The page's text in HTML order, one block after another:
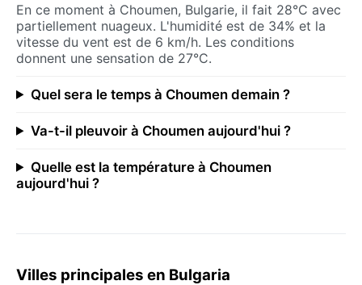
En ce moment à Choumen, Bulgarie, il fait 28°C avec
partiellement nuageux. L'humidité est de 34% et la
vitesse du vent est de 6 km/h. Les conditions
donnent une sensation de 27°C.
Quel sera le temps à Choumen demain ?
Va-t-il pleuvoir à Choumen aujourd'hui ?
Quelle est la température à Choumen
aujourd'hui ?
Villes principales en Bulgaria